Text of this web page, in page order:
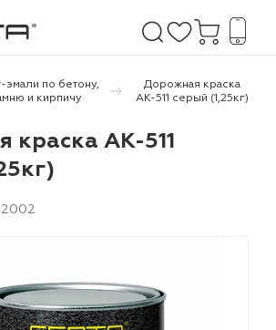
эмали по бетону,
и кирпичу
Дорожная краска
АК-511 серый (1,25кг)
краска АК-511